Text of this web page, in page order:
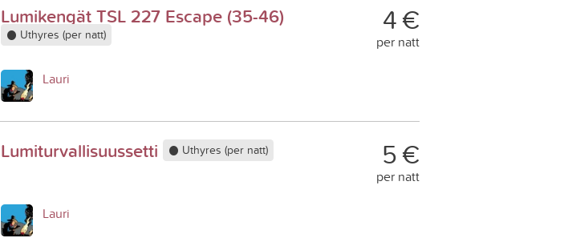
4 €
per natt
Lumikengät TSL 227 Escape (35-46)
Uthyres (per natt)
Lauri
5 €
per natt
Lumiturvallisuussetti Uthyres (per natt)
Lauri